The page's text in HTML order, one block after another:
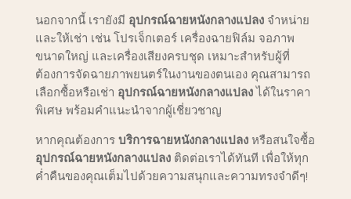
นอกจากนี้ เรายังมี อุปกรณ์ฉายหนังกลางแปลงจำหน่าย
และให้เช่า เช่น โปรเจ็กเตอร์ เครื่องฉายฟิล์ม จอภาพ
ขนาดใหญ่ และเครื่องเสียงครบชุด เหมาะสำหรับผู้ที่
ต้องการจัดฉายภาพยนตร์ในงานของตนเอง คุณสามารถ
เลือกซื้อหรือเช่า อุปกรณ์ฉายหนังกลางแปลงได้ในราคา
พิเศษ พร้อมคำแนะนำจากผู้เชี่ยวชาญ
หากคุณต้องการ บริการฉายหนังกลางแปลงหรือสนใจซื้อ
อุปกรณ์ฉายหนังกลางแปลงติดต่อเราได้ทันที เพื่อให้ทุก
ค่ำคืนของคุณเต็มไปด้วยความสนุกและความทรงจำดีๆ!